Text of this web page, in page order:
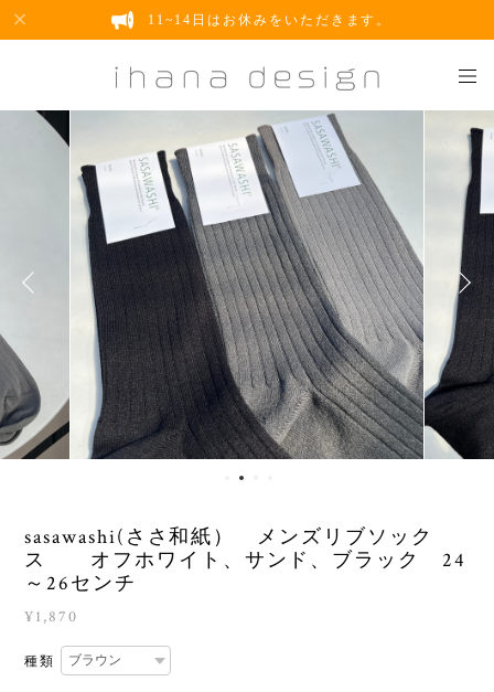
11~14日はお休みをいただきます。
sasawashi(ささ和紙） メンズリブソック
ス オフホワイト、サンド、ブラック 24
～26センチ
¥1,870
種類